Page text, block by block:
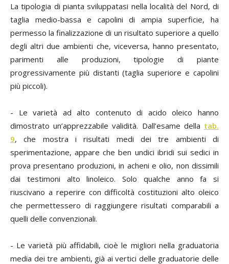
La tipologia di pianta sviluppatasi nella località del Nord, di
taglia medio-bassa e capolini di ampia superficie, ha
permesso la finalizzazione di un risultato superiore a quello
degli altri due ambienti che, viceversa, hanno presentato,
parimenti alle produzioni, tipologie di piante
progressivamente più distanti (taglia superiore e capolini
più piccoli).
- Le varietà ad alto contenuto di acido oleico hanno
dimostrato un’apprezzabile validità. Dall’esame della tab.
9, che mostra i risultati medi dei tre ambienti di
sperimentazione, appare che ben undici ibridi sui sedici in
prova presentano produzioni, in acheni e olio, non dissimili
dai testimoni alto linoleico. Solo qualche anno fa si
riuscivano a reperire con difficoltà costituzioni alto oleico
che permettessero di raggiungere risultati comparabili a
quelli delle convenzionali.
- Le varietà più affidabili, cioè le migliori nella graduatoria
media dei tre ambienti, già ai vertici delle graduatorie delle